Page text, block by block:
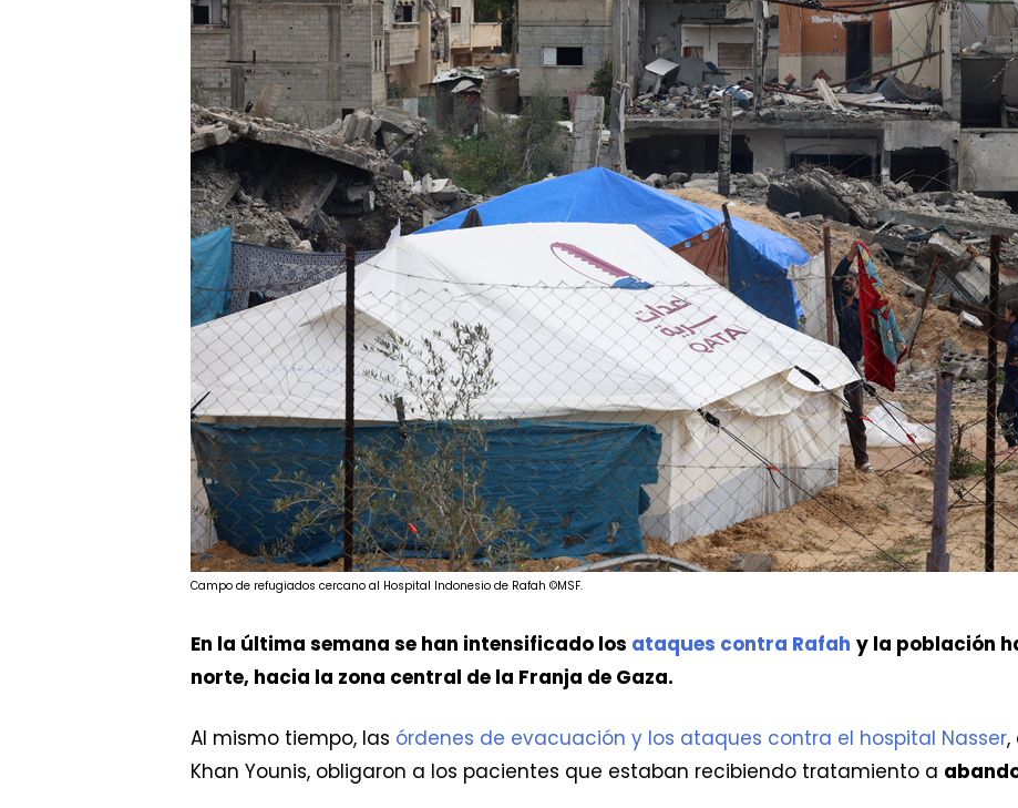
Campo de refugiados cercano al Hospital Indonesio de Rafah ©MSF.
En la última semana se han intensificado los ataques contra Rafah y la población
norte, hacia la zona central de la Franja de Gaza.
Al mismo tiempo, las órdenes de evacuación y los ataques contra el hospital Nasser,
Khan Younis, obligaron a los pacientes que estaban recibiendo tratamiento a